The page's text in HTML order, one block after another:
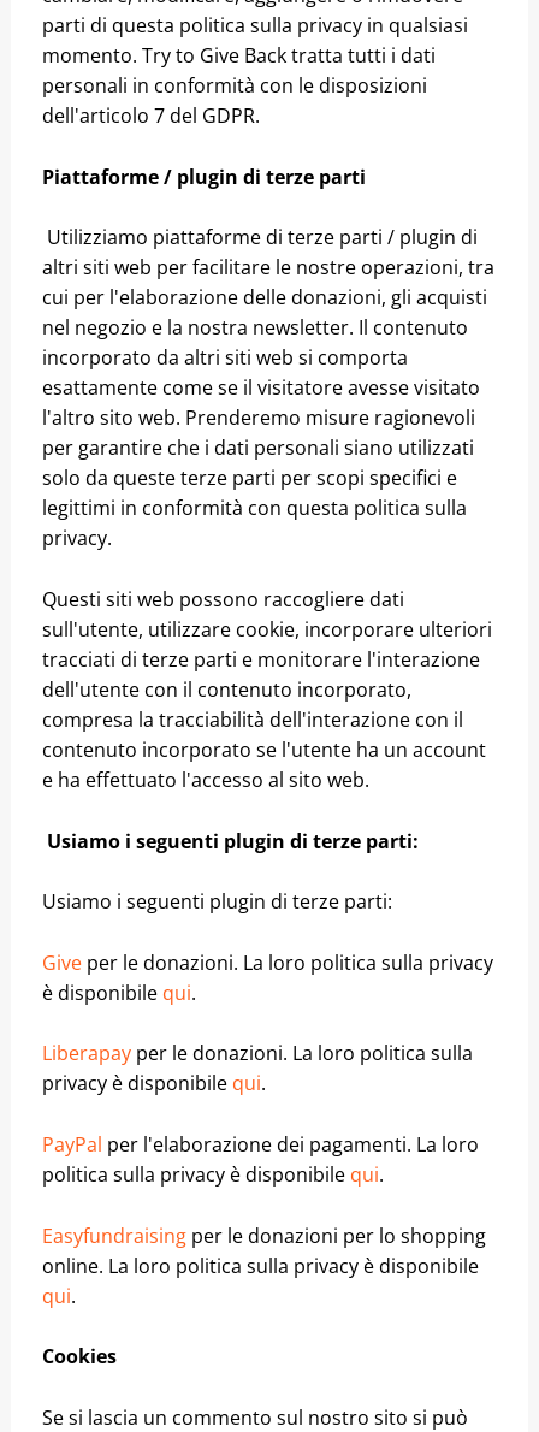
parti di questa politica sulla privacy in qualsiasi
momento. Try to Give Back tratta tutti i dati
personali in conformità con le disposizioni
dell'articolo 7 del GDPR.
Piattaforme / plugin di terze parti
Utilizziamo piattaforme di terze parti / plugin di
altri siti web per facilitare le nostre operazioni, tra
cui per l'elaborazione delle donazioni, gli acquisti
nel negozio e la nostra newsletter. Il contenuto
incorporato da altri siti web si comporta
esattamente come se il visitatore avesse visitato
l'altro sito web. Prenderemo misure ragionevoli
per garantire che i dati personali siano utilizzati
solo da queste terze parti per scopi specifici e
legittimi in conformità con questa politica sulla
privacy.
Questi siti web possono raccogliere dati
sull'utente, utilizzare cookie, incorporare ulteriori
tracciati di terze parti e monitorare l'interazione
dell'utente con il contenuto incorporato,
compresa la tracciabilità dell'interazione con il
contenuto incorporato se l'utente ha un account
e ha effettuato l'accesso al sito web.
Usiamo i seguenti plugin di terze parti:
Usiamo i seguenti plugin di terze parti:
Giveper le donazioni. La loro politica sulla privacy
è disponibile qui.
Liberapayper le donazioni. La loro politica sulla
privacy è disponibile qui.
PayPal per l'elaborazione dei pagamenti. La loro
politica sulla privacy è disponibile qui.
Easyfundraisingper le donazioni per lo shopping
online. La loro politica sulla privacy è disponibile
qui.
Cookies
Se si lascia un commento sul nostro sito si può